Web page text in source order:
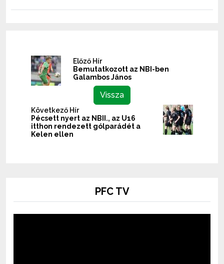
Előző Hír
Bemutatkozott az NBI-ben
Galambos János
Vissza
Következő Hír
Pécsett nyert az NBII., az U16
itthon rendezett gólparádét a
Kelen ellen
PFC TV